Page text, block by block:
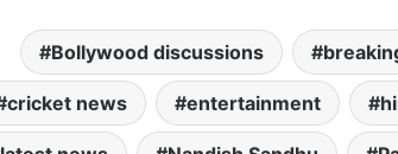
Bollywood discussions
cricket news entertainment